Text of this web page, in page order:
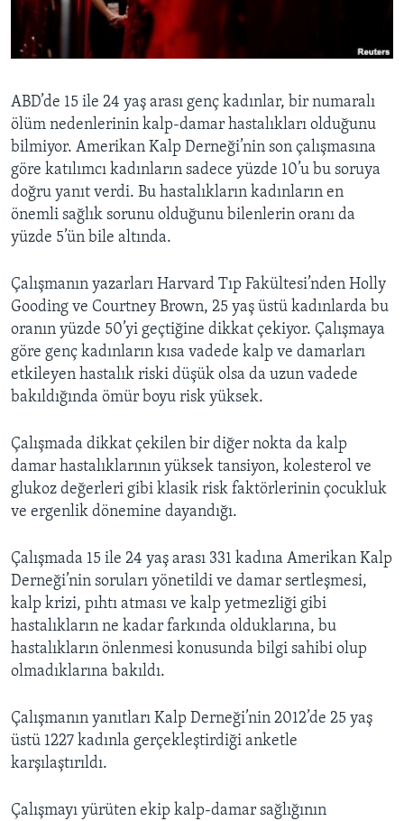
HAYATTAN
SANAT
BIZI TAKIP EDIN
Diller
ABD’de 15 ile 24 yaş arası genç kadınlar, bir numaralı
ölüm nedenlerinin kalp-damar hastalıkları olduğunu
bilmiyor. Amerikan Kalp Derneği’nin son çalışmasına
göre katılımcı kadınların sadece yüzde 10’u bu soruya
doğru yanıt verdi. Bu hastalıkların kadınların en
önemli sağlık sorunu olduğunu bilenlerin oranı da
yüzde 5’ün bile altında.
Çalışmanın yazarları Harvard Tıp Fakültesi’nden Holly
Gooding ve Courtney Brown, 25 yaş üstü kadınlarda bu
oranın yüzde 50’yi geçtiğine dikkat çekiyor. Çalışmaya
göre genç kadınların kısa vadede kalp ve damarları
etkileyen hastalık riski düşük olsa da uzun vadede
bakıldığında ömür boyu risk yüksek.
Çalışmada dikkat çekilen bir diğer nokta da kalp
damar hastalıklarının yüksek tansiyon, kolesterol ve
glukoz değerleri gibi klasik risk faktörlerinin çocukluk
ve ergenlik dönemine dayandığı.
Çalışmada 15 ile 24 yaş arası 331 kadına Amerikan Kalp
Derneği’nin soruları yönetildi ve damar sertleşmesi,
kalp krizi, pıhtı atması ve kalp yetmezliği gibi
hastalıkların ne kadar farkında olduklarına, bu
hastalıkların önlenmesi konusunda bilgi sahibi olup
olmadıklarına bakıldı.
Çalışmanın yanıtları Kalp Derneği’nin 2012’de 25 yaş
üstü 1227 kadınla gerçekleştirdiği anketle
karşılaştırıldı.
Çalışmayı yürüten ekip kalp-damar sağlığının